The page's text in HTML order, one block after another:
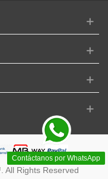
Contáctanos por WhatsApp
Rights Reserved